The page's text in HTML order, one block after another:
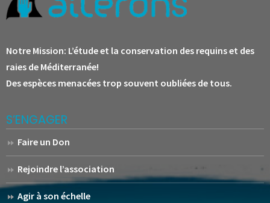
Notre Mission: L’étude et la conservation des requins et des
raies de Méditerranée!
Des espèces menacées trop souvent oubliées de tous.
S’ENGAGER
Faire un Don
Rejoindre l’association
Agir à son échelle